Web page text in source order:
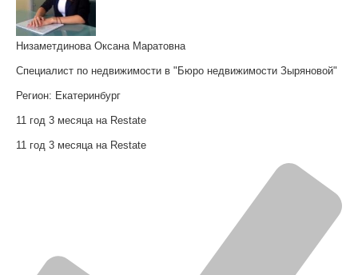
Низаметдинова Оксана Маратовна
Специалист по недвижимости в "Бюро недвижимости Зыряновой"
Регион: Екатеринбург
11 год 3 месяца на Restate
11 год 3 месяца на Restate